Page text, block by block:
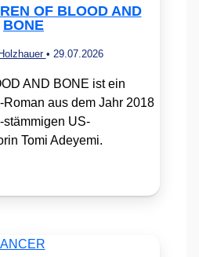
OF BLOOD AND
BONE
• 29.07.2026
AND BONE ist ein
aus dem Jahr 2018
US-
Tomi Adeyemi.